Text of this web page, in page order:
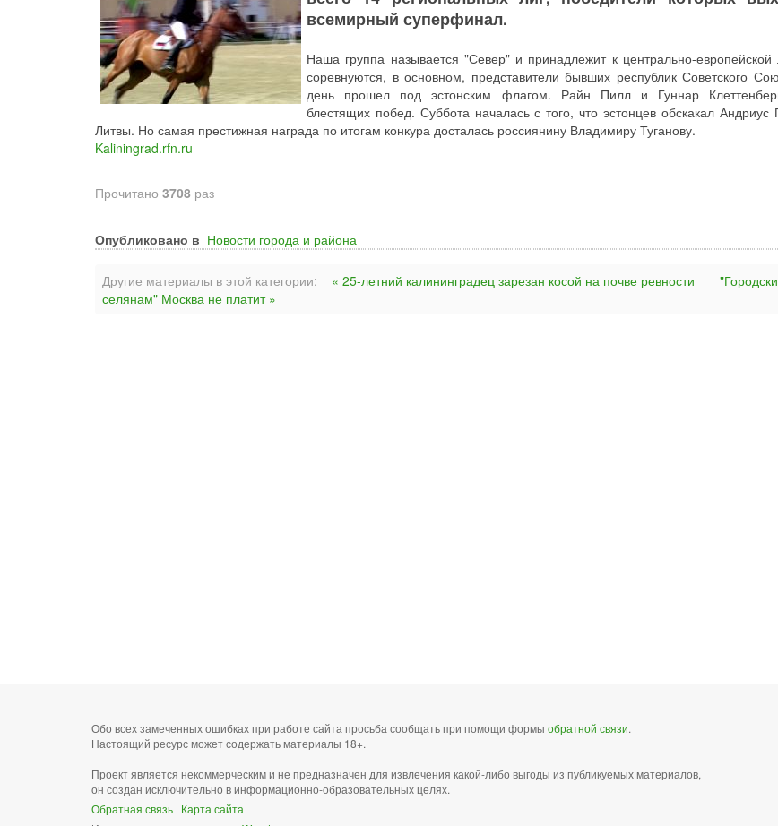
всемирный суперфинал.
Наша группа называется "Север" и принадлежит к центрально-
соревнуются, в основном, представители бывших республик Советского
день прошел под эстонским флагом. Райн Пилл и Гуннар
блестящих побед. Суббота началась с того, что эстонцев обскакал Андриус
Литвы. Но самая престижная награда по итогам конкура досталась россиянину Владимиру Туганову.
Kaliningrad.rfn.ru
Прочитано 3708 раз
Опубликовано в Новости города и района
Другие материалы в этой категории: « 25-летний калининградец зарезан косой на почве ревности
селянам" Москва не платит »
Обо всех замеченных ошибках при работе сайта просьба сообщать при помощи формы обратной связи.
Настоящий ресурс может содержать материалы 18+.
Проект является некоммерческим и не предназначен для извлечения какой-либо выгоды из публикуемых материалов,
он создан исключительно в информационно-образовательных целях.
Обратная связь | Карта сайта